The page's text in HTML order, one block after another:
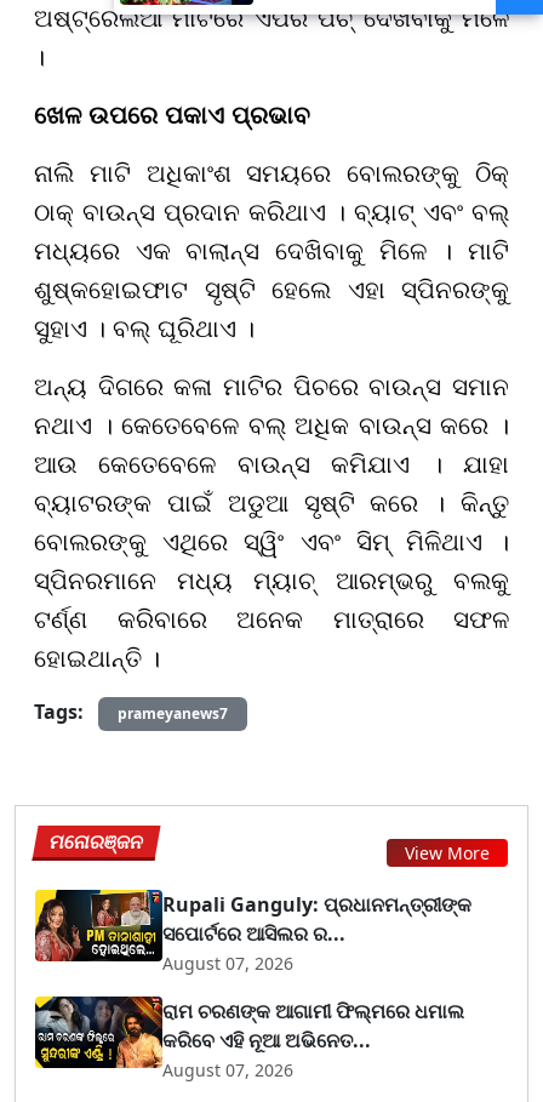
ଅଷ୍ଟ୍ରେଲିଆ ମାଟିରେ ଏପରି ପିଚ୍ ଦେଖିବାକୁ ମିଳେ
।
ଖେଳ ଉପରେ ପକାଏ ପ୍ରଭାବ
ନାଲି ମାଟି ଅଧିକାଂଶ ସମୟରେ ବୋଲରଙ୍କୁ ଠିକ୍
ଠାକ୍ ବାଉନ୍ସ ପ୍ରଦାନ କରିଥାଏ । ବ୍ୟାଟ୍ ଏବଂ ବଲ୍
ମଧ୍ୟରେ ଏକ ବାଲାନ୍ସ ଦେଖିବାକୁ ମିଳେ । ମାଟି
ଶୁଷ୍କହୋଇଫାଟ ସୃଷ୍ଟି ହେଲେ ଏହା ସ୍ପିନରଙ୍କୁ
ସୁହାଏ । ବଲ୍ ଘୂରିଥାଏ ।
ଅନ୍ୟ ଦିଗରେ କଳା ମାଟିର ପିଚରେ ବାଉନ୍ସ ସମାନ
ନଥାଏ । କେତେବେଳେ ବଲ୍ ଅଧିକ ବାଉନ୍ସ କରେ ।
ଆଉ କେତେବେଳେ ବାଉନ୍ସ କମିଯାଏ । ଯାହା
ବ୍ୟାଟରଙ୍କ ପାଇଁ ଅଡୁଆ ସୃଷ୍ଟି କରେ । କିନ୍ତୁ
ବୋଲରଙ୍କୁ ଏଥିରେ ସ୍ୱିଂ ଏବଂ ସିମ୍ ମିଳିଥାଏ ।
ସ୍ପିନରମାନେ ମଧ୍ୟ ମ୍ୟାଚ୍ ଆରମ୍ଭରୁ ବଲକୁ
ଟର୍ଣ୍ଣ କରିବାରେ ଅନେକ ମାତ୍ରାରେ ସଫଳ
ହୋଇଥାନ୍ତି ।
Tags:
prameyanews7
ମନୋରଞ୍ଜନ View More
Rupali Ganguly: ପ୍ରଧାନମନ୍ତ୍ରୀଙ୍କ
ସପୋର୍ଟରେ ଆସିଲର ର...
August 07, 2026
ରାମ ଚରଣଙ୍କ ଆଗାମୀ ଫିଲ୍ମରେ ଧମାଲ
କରିବେ ଏହି ନୂଆ ଅଭିନେତ...
August 07, 2026